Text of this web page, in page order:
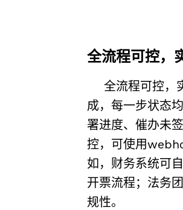
全流程可控，
全流程可控，
成，每一步状态
署进度、催办未
控， 可使用
如，财务系统可
开票流程；法务
规性。